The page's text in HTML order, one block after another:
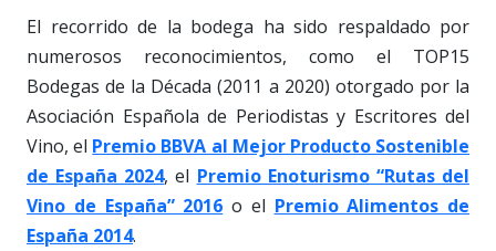
El recorrido de la bodega ha sido respaldado por
numerosos reconocimientos, como el TOP15
Bodegas de la Década (2011 a 2020) otorgado por la
Asociación Española de Periodistas y Escritores del
Vino, el Premio BBVA al Mejor Producto Sostenible
de España 2024, el Premio Enoturismo “Rutas del
Vino de España” 2016 o el Premio Alimentos de
España 2014.